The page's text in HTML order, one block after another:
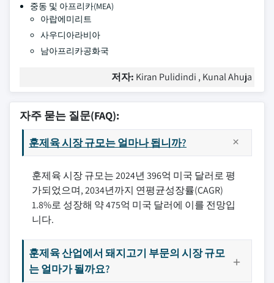
중동 및 아프리카(MEA)
아랍에미리트
사우디아라비아
남아프리카공화국
저자: Kiran Pulidindi , Kunal Ahuja
자주 묻는 질문(FAQ):
훈제육 시장 규모는 얼마나 됩니까?
훈제육 시장 규모는 2024년 396억 미국 달러로 평
가되었으며, 2034년까지 연평균성장률(CAGR)
1.8%로 성장해 약 475억 미국 달러에 이를 전망입
니다.
훈제육 산업에서 돼지고기 부문의 시장 규모
는 얼마가 될까요?